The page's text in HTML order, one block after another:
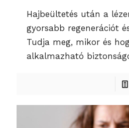
Hajbeültetés után a
gyorsabb regenerációt
Tudja meg, mikor és
alkalmazható